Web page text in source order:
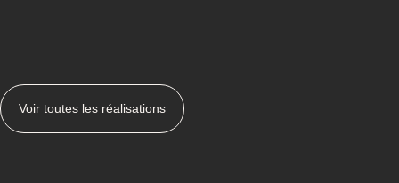
Voir toutes les réalisations